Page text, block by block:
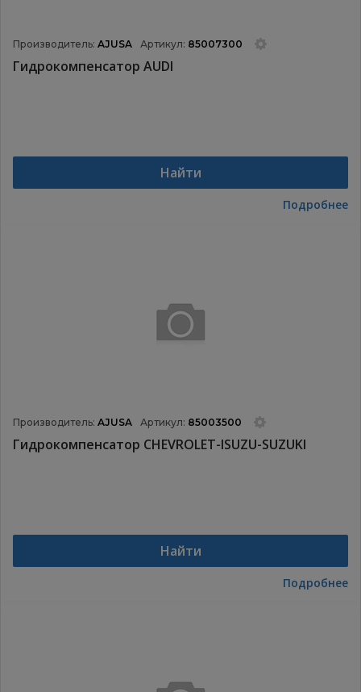
Производитель: AJUSA Артикул: 85007300
Гидрокомпенсатор AUDI
Найти
Подробнее
Производитель: AJUSA Артикул: 85003500
Гидрокомпенсатор CHEVROLET-ISUZU-SUZUKI
Найти
Подробнее